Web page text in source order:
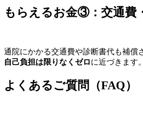
もらえるお金③：交通費
通院にかかる交通費や診断書代も補償
自己負担は限りなくゼロに近づきます。
よくあるご質問（FAQ）